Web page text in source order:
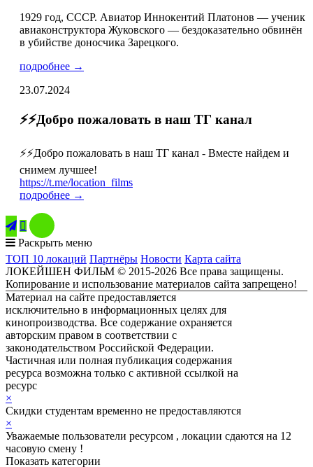
1929 год, СССР. Авиатор Иннокентий Платонов — ученик
авиаконструктора Жуковского — бездоказательно обвинён
в убийстве доносчика Зарецкого.
подробнее →
23.07.2024
⚡️⚡️Добро пожаловать в наш ТГ канал
⚡️⚡️Добро пожаловать в наш ТГ канал - Вместе найдем и
снимем лучшее!
https://t.me/location_films
подробнее →

Раскрыть меню
ТОП 10 локаций Партнёры Новости Карта сайта
ЛОКЕЙШЕН ФИЛЬМ © 2015-2026 Все права защищены.
Копирование и использование материалов сайта запрещено!
Материал на сайте предоставляется
исключительно в информационных целях для
кинопроизводства. Все содержание охраняется
авторским правом в соответствии с
законодательством Российской Федерации.
Частичная или полная публикация содержания
ресурса возможна только с активной ссылкой на
ресурс
×
Скидки студентам временно не предоставляются
×
Уважаемые пользователи ресурсом , локации сдаются на 12
часовую смену !
Показать категории